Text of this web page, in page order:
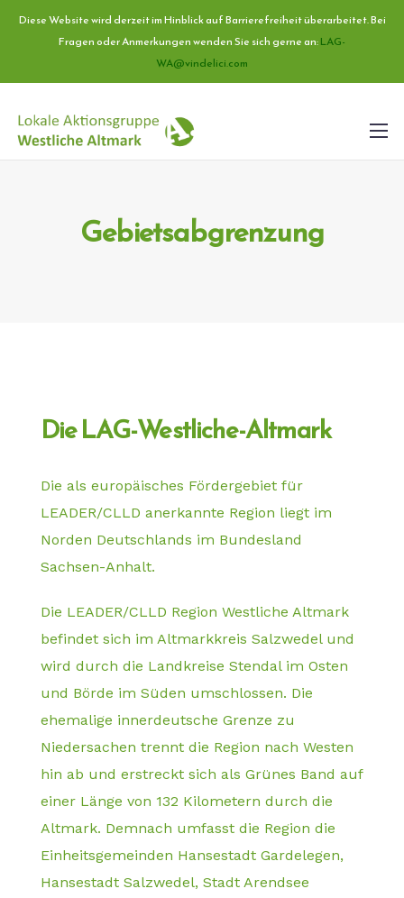
Diese Website wird derzeit im Hinblick auf Barrierefreiheit überarbeitet. Bei
Fragen oder Anmerkungen wenden Sie sich gerne an:LAG-
WA@vindelici.com
Gebietsabgrenzung
Die LAG-Westliche-Altmark
Die als europäisches Fördergebiet für
LEADER/CLLD anerkannte Region liegt im
Norden Deutschlands im Bundesland
Sachsen-Anhalt.
Die LEADER/CLLD Region Westliche Altmark
befindet sich im Altmarkkreis Salzwedel und
wird durch die Landkreise Stendal im Osten
und Börde im Süden umschlossen. Die
ehemalige innerdeutsche Grenze zu
Niedersachen trennt die Region nach Westen
hin ab und erstreckt sich als Grünes Band auf
einer Länge von 132 Kilometern durch die
Altmark. Demnach umfasst die Region die
Einheitsgemeinden Hansestadt Gardelegen,
Hansestadt Salzwedel, Stadt Arendsee